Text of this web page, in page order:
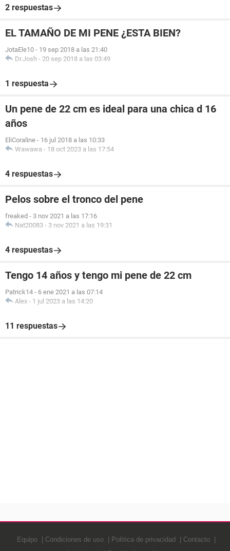
2 respuestas
EL TAMAÑO DE MI PENE ¿ESTA BIEN?
JotaEle10 - 19 sep 2018 a las 21:40
Dr.Josh - 20 sep 2018 a las 03:49
1 respuesta
Un pene de 22 cm es ideal para una chica d 16
años
EliCoraline - 16 jul 2018 a las 10:33
Wawawa - 18 oct 2023 a las 17:54
4 respuestas
Pelos sobre el tronco del pene
freaked - 3 nov 2021 a las 17:16
Nat20083 - 3 nov 2021 a las 19:31
4 respuestas
Tengo 14 años y tengo mi pene de 22 cm
Patrick14 - 6 ene 2021 a las 07:14
Alex - 1 jul 2023 a las 14:20
11 respuestas
Equipo Condiciones de uso Política de privacidad
Contacto